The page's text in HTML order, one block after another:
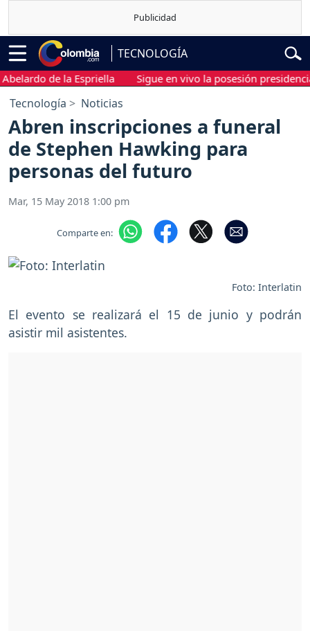
TECNOLOGÍA
de la Espriella Sigue en vivo la posesión presidencial
Tecnología Noticias
Abren inscripciones a funeral
de Stephen Hawking para
personas del futuro
Mar, 15 May 2018 1:00 pm
Comparte en:
Foto: Interlatin
El evento se realizará el 15 de junio y podrán
asistir mil asistentes.